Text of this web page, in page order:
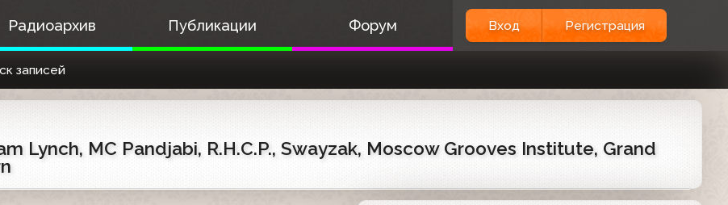
Радиоархив Публикации Форум Вход Регистрация
записей
Lynch, MC Pandjabi, R.H.C.P., Swayzak, Moscow Grooves Institute, Grand